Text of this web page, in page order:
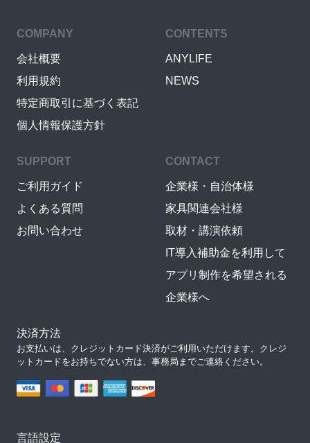
COMPANY
会社概要
利用規約
特定商取引に基づく表記
個人情報保護方針
CONTENTS
ANYLIFE
NEWS
SUPPORT
ご利用ガイド
よくある質問
お問い合わせ
CONTACT
企業様・自治体様
家具関連会社様
取材・講演依頼
IT導入補助金を利用して
アプリ制作を希望される
企業様へ
決済方法
お支払いは、クレジットカード決済がご利用いただけます。クレジ
ットカードをお持ちでない方は、事務局までご連絡ください。
言語設定